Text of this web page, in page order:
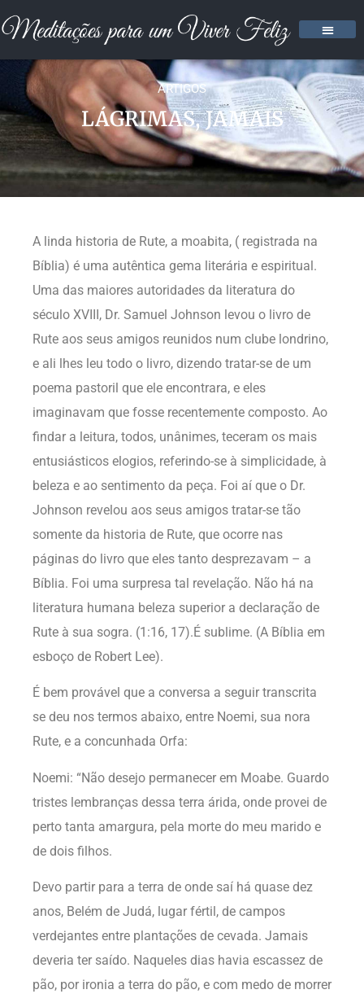
ARTIGOS
LÁGRIMAS, JAMAIS
A linda historia de Rute, a moabita, ( registrada na
Bíblia) é uma autêntica gema literária e espiritual.
Uma das maiores autoridades da literatura do
século XVIII, Dr. Samuel Johnson levou o livro de
Rute aos seus amigos reunidos num clube londrino,
e ali lhes leu todo o livro, dizendo tratar-se de um
poema pastoril que ele encontrara, e eles
imaginavam que fosse recentemente composto. Ao
findar a leitura, todos, unânimes, teceram os mais
entusiásticos elogios, referindo-se à simplicidade, à
beleza e ao sentimento da peça. Foi aí que o Dr.
Johnson revelou aos seus amigos tratar-se tão
somente da historia de Rute, que ocorre nas
páginas do livro que eles tanto desprezavam – a
Bíblia. Foi uma surpresa tal revelação. Não há na
literatura humana beleza superior a declaração de
Rute à sua sogra. (1:16, 17).É sublime. (A Bíblia em
esboço de Robert Lee).
É bem provável que a conversa a seguir transcrita
se deu nos termos abaixo, entre Noemi, sua nora
Rute, e a concunhada Orfa:
Noemi: “Não desejo permanecer em Moabe. Guardo
tristes lembranças dessa terra árida, onde provei de
perto tanta amargura, pela morte do meu marido e
de dois filhos.
Devo partir para a terra de onde saí há quase dez
anos, Belém de Judá, lugar fértil, de campos
verdejantes entre plantações de cevada. Jamais
deveria ter saído. Naqueles dias havia escassez de
pão, por ironia a terra do pão, e com medo de morrer